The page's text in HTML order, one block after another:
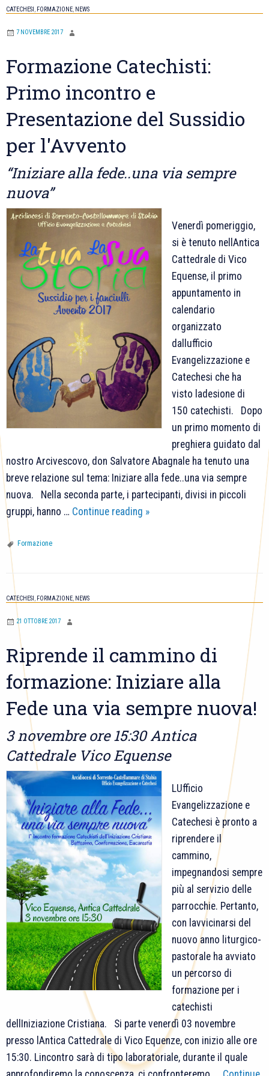
CATECHESI, FORMAZIONE, NEWS
7 NOVEMBRE 2017
Formazione Catechisti:
Primo incontro e
Presentazione del Sussidio
per l'Avvento
“Iniziare alla fede..una via sempre
nuova”
Venerdì pomeriggio,
si è tenuto nellAntica
Cattedrale di Vico
Equense, il primo
appuntamento in
calendario
organizzato
dallufficio
Evangelizzazione e
Catechesi che ha
visto ladesione di
150 catechisti. Dopo
un primo momento di
preghiera guidato dal
nostro Arcivescovo, don Salvatore Abagnale ha tenuto una
breve relazione sul tema: Iniziare alla fede..una via sempre
nuova. Nella seconda parte, i partecipanti, divisi in piccoli
gruppi, hanno … Continue reading Formazione
l'Avvento
»
Formazione
CATECHESI, FORMAZIONE, NEWS
21 OTTOBRE 2017
Riprende il cammino di
formazione: Iniziare alla
Fede una via sempre nuova!
3 novembre ore 15:30 Antica
Cattedrale Vico Equense
LUfficio
Evangelizzazione e
Catechesi è pronto a
riprendere il
cammino,
impegnandosi sempre
più al servizio delle
parrocchie. Pertanto,
con lavvicinarsi del
nuovo anno liturgico-
pastorale ha avviato
un percorso di
formazione per i
catechisti
dellIniziazione Cristiana. Si parte venerdì 03 novembre
presso lAntica Cattedrale di Vico Equenze, con inizio alle ore
15:30. Lincontro sarà di tipo laboratoriale, durante il quale